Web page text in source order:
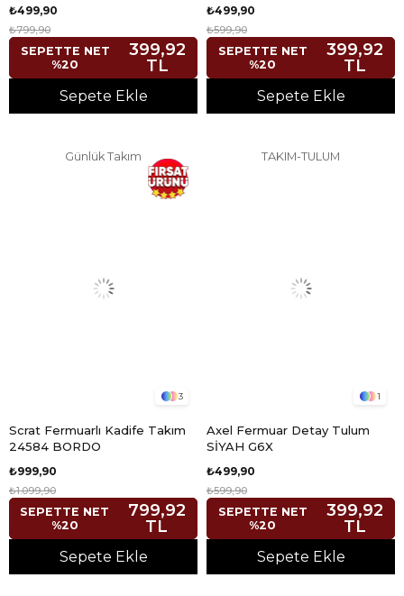
₺499,90
₺799,90
SEPETTE NET
%20
399,92
TL
Sepete Ekle
₺499,90
₺599,90
SEPETTE NET
%20
399,92
TL
Sepete Ekle
Günlük Takım
3
Scrat Fermuarlı Kadife Takım
24584 BORDO
₺999,90
₺1.099,90
SEPETTE NET
%20
799,92
TL
Sepete Ekle
TAKIM-TULUM
1
Axel Fermuar Detay Tulum
SİYAH G6X
₺499,90
₺599,90
SEPETTE NET
%20
399,92
TL
Sepete Ekle